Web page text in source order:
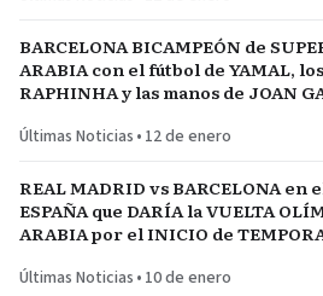
BARCELONA BICAMPEÓN de
ARABIA con el fútbol de YAMAL,
RAPHINHA y las manos de JOAN
Últimas Noticias • 12 de enero
REAL MADRID vs BARCELONA en
ESPAÑA que DARÍA la VUELTA
ARABIA por el INICIO de
Últimas Noticias • 10 de enero